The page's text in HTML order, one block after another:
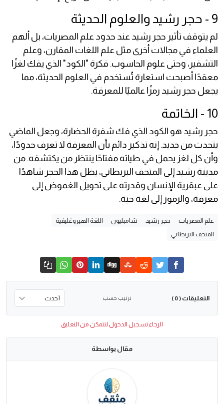
9 - حجر رشيد والعلوم الحديثة
لم يتوقف تأثير حجر رشيد عند حدود علم المصريات، بل ألهم
العلماء في مجالات أخرى مثل علم اللغات المقارن، وعلم
التشفير، وحتى علوم الحاسوب. فكرة "الكود" الذي يفك لغزًا
معقدًا أصبحت استعارة تُستخدم في العلوم الحديثة، مما
يجعل حجر رشيد رمزًا عالميًا للمعرفة.
10 - الخاتمة
حجر رشيد هو الكود الذي فك شفرة الحضارة، وجعل الماضي
يتحدث من جديد. إنه تذكير دائم بأن المعرفة لا تعرف حدودًا،
وأن كل لغز يحمل في طياته مفتاحًا ينتظر من يكتشفه. من
مدينة رشيد إلى المتحف البريطاني، يظل هذا الحجر شاهدًا
على عبقرية الإنسان وقدرته على تحويل الغموض إلى
معرفة، والرموز إلى لغة حية.
علم المصريات حجر رشيد شامبليون
اللغة الهيروغليفية
المتحف البريطاني
التعليقات ( 0 ) ترتيب حسب
الرجاء تسجيل الدخول لتتمكن من التعليق
مقال بواسطة